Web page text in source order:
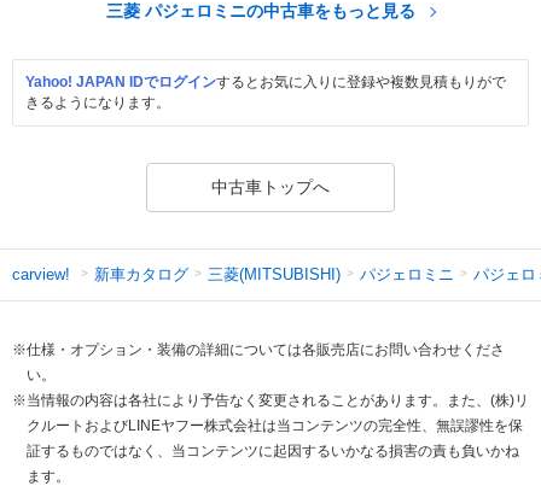
三菱 パジェロミニの中古車をもっと見る
Yahoo! JAPAN IDでログインするとお気に入りに登録や複数見積もりがで
きるようになります。
中古車トップへ
carview! 新車カタログ 三菱(MITSUBISHI) パジェロミニ パジェロ
※仕様・オプション・装備の詳細については各販売店にお問い合わせくださ
い。
※当情報の内容は各社により予告なく変更されることがあります。また、(株)リ
クルートおよびLINEヤフー株式会社は当コンテンツの完全性、無誤謬性を保
証するものではなく、当コンテンツに起因するいかなる損害の責も負いかね
ます。